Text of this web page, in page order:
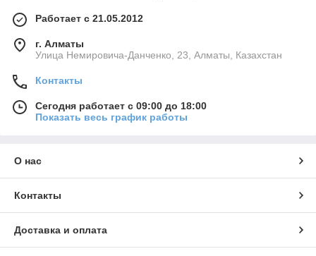
Работает с 21.05.2012
г. Алматы
Улица Немировича-Данченко, 23, Алматы, Казахстан
Контакты
Сегодня работает с 09:00 до 18:00
Показать весь график работы
О нас
Контакты
Доставка и оплата